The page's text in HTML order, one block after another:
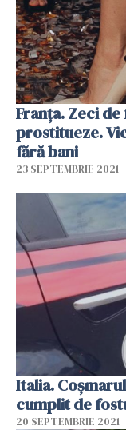
Franța. Zeci
prostitueze.
fără bani
23 SEPTEMBRIE 2021
Italia.
cumplit de
20 SEPTEMBRIE 2021